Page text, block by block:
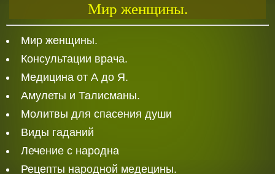
Мир женщины.
Мир женщины.
Консультации врача.
Медицина от А до Я.
Амулеты и Талисманы.
Молитвы для спасения души
Виды гаданий
Лечение с народна
Рецепты народной медецины.